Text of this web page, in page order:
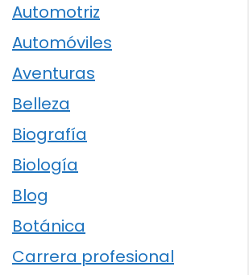
Automotriz
Automóviles
Aventuras
Belleza
Biografía
Biología
Blog
Botánica
Carrera profesional